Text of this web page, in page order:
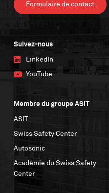
Formulaire de contact
Suivez-nous
LinkedIn
YouTube
Membre du groupe ASIT
ASIT
Swiss Safety Center
Autosonic
Académie du Swiss Safety
Center